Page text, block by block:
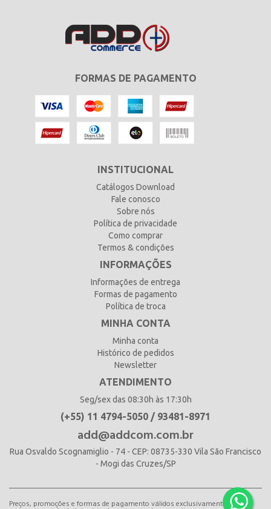
FORMAS DE PAGAMENTO
INSTITUCIONAL
Catálogos Download
Fale conosco
Sobre nós
Política de privacidade
Como comprar
Termos & condições
INFORMAÇÕES
Informações de entrega
Formas de pagamento
Política de troca
MINHA CONTA
Minha conta
Histórico de pedidos
Newsletter
ATENDIMENTO
Seg/sex das 08:30h às 17:30h
(+55) 11 4794-5050 / 93481-8971
add@addcom.com.br
Rua Osvaldo Scognamiglio - 74 - CEP: 08735-330 Vila São Francisco
- Mogi das Cruzes/SP
Preços, promoções e formas de pagamento válidos exclusivamente para